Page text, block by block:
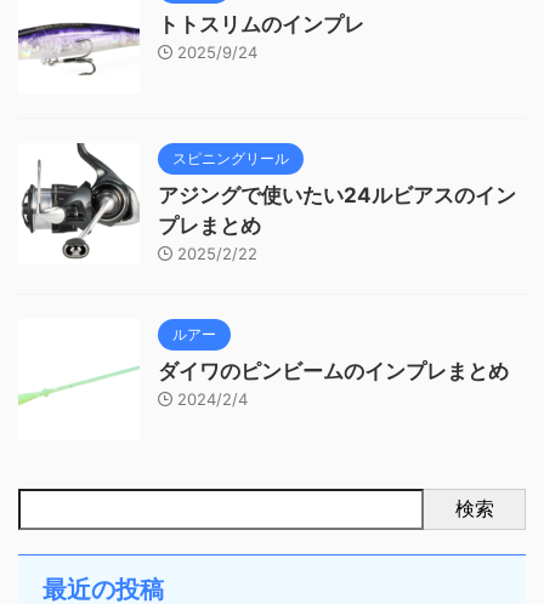
トトスリムのインプレ
2025/9/24
スピニングリール
アジングで使いたい24ルビアスのイン
プレまとめ
2025/2/22
ルアー
ダイワのピンビームのインプレまとめ
2024/2/4
検索
最近の投稿